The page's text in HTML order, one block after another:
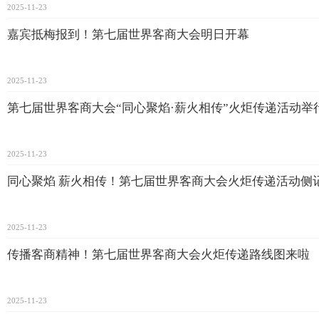
2025-11-23
嘉宾抵梅报到！第七届世界客商大会明日开幕
2025-11-23
第七届世界客商大会“同心聚焰·薪火相传”火炬传递活动举
2025-11-23
同心聚焰 薪火相传！第七届世界客商大会火炬传递活动侧
2025-11-23
传播客商精神！第七届世界客商大会火炬传递路线图来啦
2025-11-23